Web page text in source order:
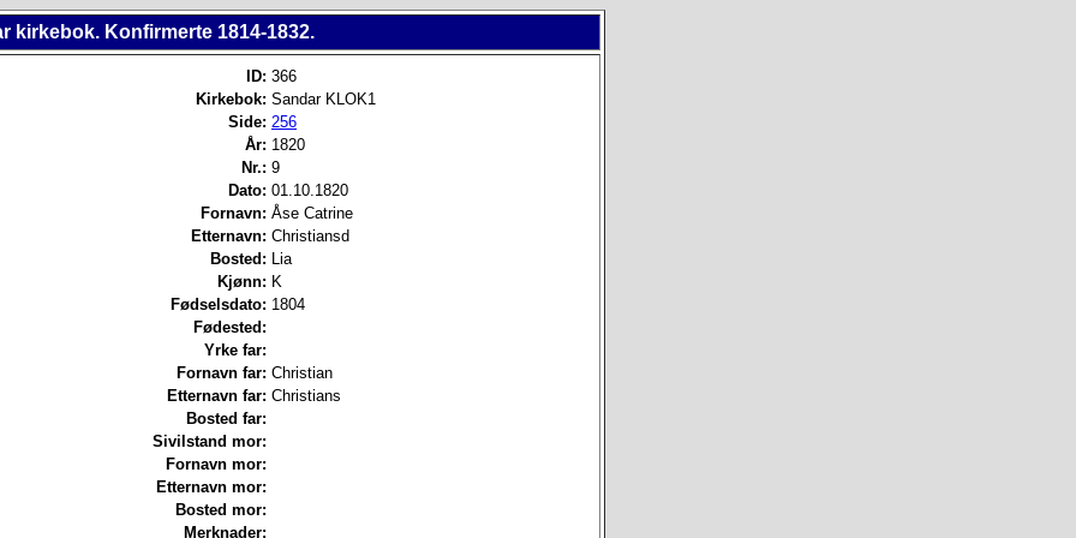
kirkebok. Konfirmerte 1814-1832.
ID: 366
Kirkebok: Sandar KLOK1
Side: 256
År: 1820
Nr.: 9
Dato: 01.10.1820
Fornavn: Åse Catrine
Etternavn: Christiansd
Bosted: Lia
Kjønn: K
Fødselsdato: 1804
Fødested:
Yrke far:
Fornavn far: Christian
Etternavn far: Christians
Bosted far:
Sivilstand mor:
Fornavn mor:
Etternavn mor:
Bosted mor:
Merknader: